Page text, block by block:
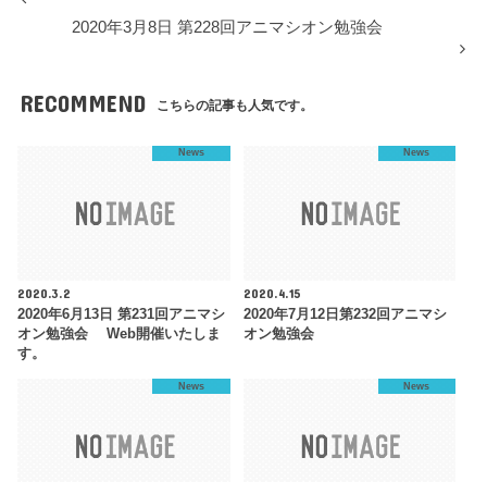
2020年3月8日 第228回アニマシオン勉強会
RECOMMEND こちらの記事も人気です。
News
2020.3.2
2020年6月13日 第231回アニマシ
オン勉強会 Web開催いたしま
す。
News
2020.4.15
2020年7月12日第232回アニマシ
オン勉強会
News News